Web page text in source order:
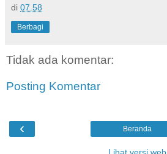
di 07.58
Berbagi
Tidak ada komentar:
Posting Komentar
‹ Beranda
Lihat versi web